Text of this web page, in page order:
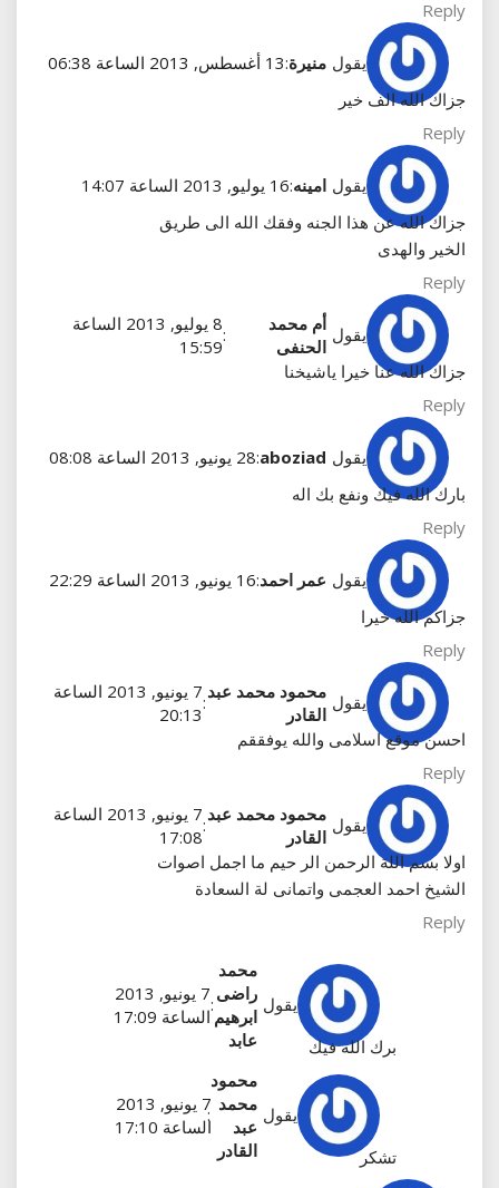
Reply
يقول منيرة:13 أغسطس, 2013 الساعة 06:38
جزاك الله الف خير
Reply
يقول امينه:16 يوليو, 2013 الساعة 14:07
جزاك الله عن هذا الجنه وفقك الله الى طريق
الخير والهدى
Reply
يقول
أم محمد
الحنفى
:
8 يوليو, 2013 الساعة
15:59
جزاك الله عنا خيرا ياشيخنا
Reply
يقول aboziad
:28 يونيو, 2013 الساعة 08:08
بارك الله فيك ونفع بك اله
Reply
يقول عمر احمد:16 يونيو, 2013 الساعة 22:29
جزاكم الله خيرا
Reply
يقول
محمود محمد عبد
القادر
:
7 يونيو, 2013 الساعة
20:13
احسن موقع اسلامى والله يوفققم
Reply
يقول
محمود محمد عبد
القادر
:
7 يونيو, 2013 الساعة
17:08
اولا بسم اللة الرحمن الر حيم ما اجمل اصوات
الشيخ احمد العجمى واتمانى لة السعادة
Reply
يقول
محمد
راضى
ابرهيم
عابد
:
7 يونيو, 2013
الساعة 17:09
برك الله فيك
يقول
محمود
محمد
عبد
القادر
:
7 يونيو, 2013
الساعة 17:10
تشكر